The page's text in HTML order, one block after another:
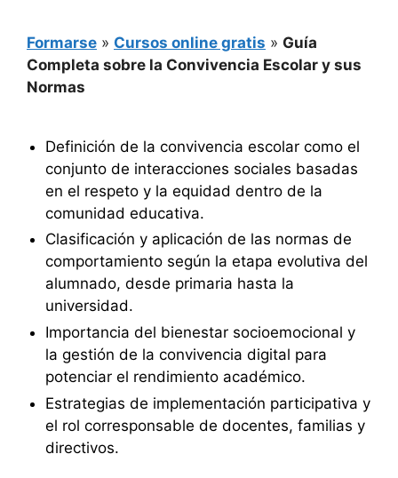
Formarse » Cursos online gratis » Guía
Completa sobre la Convivencia Escolar y sus
Normas
Definición de la convivencia escolar como el
conjunto de interacciones sociales basadas
en el respeto y la equidad dentro de la
comunidad educativa.
Clasificación y aplicación de las normas de
comportamiento según la etapa evolutiva del
alumnado, desde primaria hasta la
universidad.
Importancia del bienestar socioemocional y
la gestión de la convivencia digital para
potenciar el rendimiento académico.
Estrategias de implementación participativa y
el rol corresponsable de docentes, familias y
directivos.